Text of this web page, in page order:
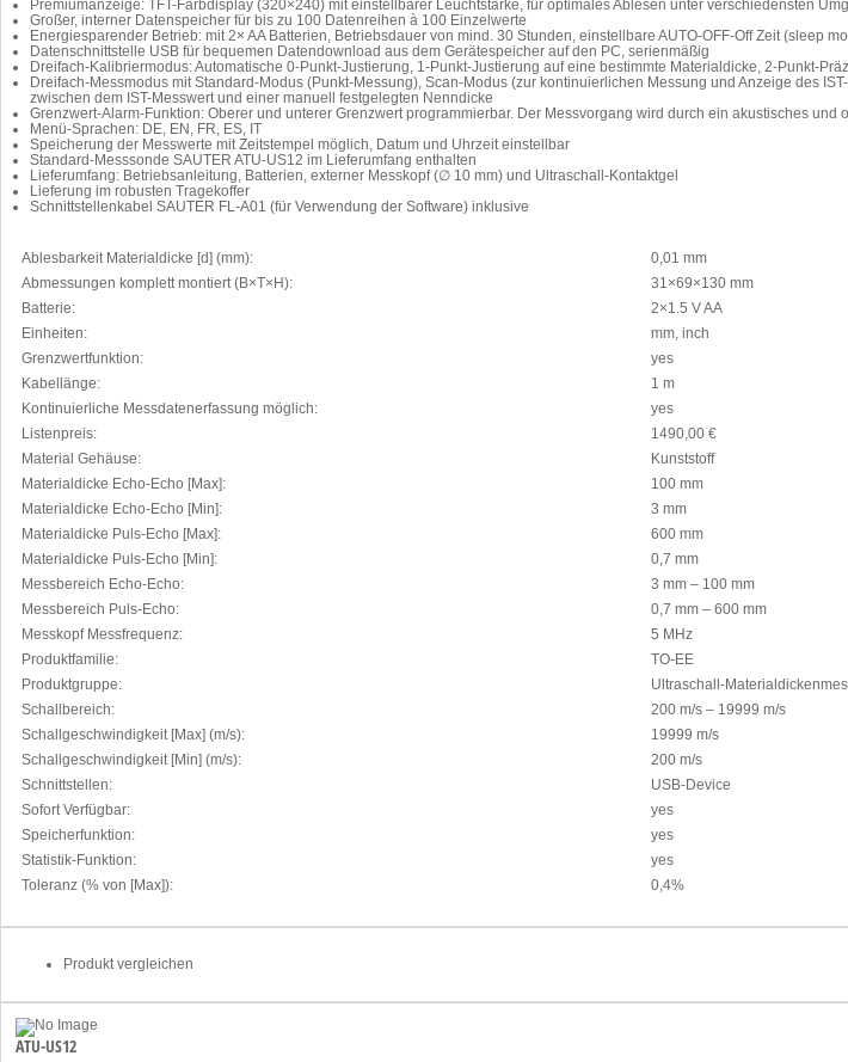
Premiumanzeige: TFT-Farbdisplay (320×240) mit einstellbarer Leuchtstärke, für optimales Ablesen unter verschiedensten
Großer, interner Datenspeicher für bis zu 100 Datenreihen à 100 Einzelwerte
Energiesparender Betrieb: mit 2× AA Batterien, Betriebsdauer von mind. 30 Stunden, einstellbare AUTO-OFF-Off Zeit (sleep
Datenschnittstelle USB für bequemen Datendownload aus dem Gerätespeicher auf den PC, serienmäßig
Dreifach-Kalibriermodus: Automatische 0-Punkt-Justierung, 1-Punkt-Justierung auf eine bestimmte Materialdicke, 2-Punkt-
Dreifach-Messmodus mit Standard-Modus (Punkt-Messung), Scan-Modus (zur kontinuierlichen Messung und Anzeige des
zwischen dem IST-Messwert und einer manuell festgelegten Nenndicke
Grenzwert-Alarm-Funktion: Oberer und unterer Grenzwert programmierbar. Der Messvorgang wird durch ein akustisches und
Menü-Sprachen: DE, EN, FR, ES, IT
Speicherung der Messwerte mit Zeitstempel möglich, Datum und Uhrzeit einstellbar
Standard-Messsonde SAUTER ATU-US12 im Lieferumfang enthalten
Lieferumfang: Betriebsanleitung, Batterien, externer Messkopf (∅ 10 mm) und Ultraschall-Kontaktgel
Lieferung im robusten Tragekoffer
Schnittstellenkabel SAUTER FL-A01 (für Verwendung der Software) inklusive
Ablesbarkeit Materialdicke [d] (mm):
0,01 mm
Abmessungen komplett montiert (B×T×H):
31×69×130 mm
Batterie:
2×1.5 V AA
Einheiten:
mm, inch
Grenzwertfunktion:
yes
Kabellänge:
1 m
Kontinuierliche Messdatenerfassung möglich:
yes
Listenpreis:
1490,00 €
Material Gehäuse:
Kunststoff
Materialdicke Echo-Echo [Max]:
100 mm
Materialdicke Echo-Echo [Min]:
3 mm
Materialdicke Puls-Echo [Max]:
600 mm
Materialdicke Puls-Echo [Min]:
0,7 mm
Messbereich Echo-Echo:
3 mm – 100 mm
Messbereich Puls-Echo:
0,7 mm – 600 mm
Messkopf Messfrequenz:
5 MHz
Produktfamilie:
TO-EE
Produktgruppe:
Ultraschall-
Schallbereich:
200 m/s – 19999 m/s
Schallgeschwindigkeit [Max] (m/s):
19999 m/s
Schallgeschwindigkeit [Min] (m/s):
200 m/s
Schnittstellen:
USB-Device
Sofort Verfügbar:
yes
Speicherfunktion:
yes
Statistik-Funktion:
yes
Toleranz (% von [Max]):
0,4%
Produkt vergleichen
ATU-US12